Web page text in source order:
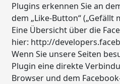
Plugins erkennen Sie an
dem „Like-Button“ („Gefällt
Eine Übersicht über die
hier: http://
Wenn Sie unsere Seiten
Plugin eine direkte
Browser und dem